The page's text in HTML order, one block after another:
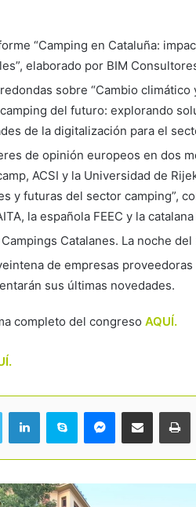
“Camping en Cataluña:
elaborado por BIM
sobre “Cambio
del futuro: explorando
de la digitalización para el
de opinión europeos en dos
ACSI y la Universidad de
y futuras del sector camping”,
la española FEEC y la catalana
Catalanes. La noche
de empresas
sus últimas novedades.
completo del congreso AQUÍ.